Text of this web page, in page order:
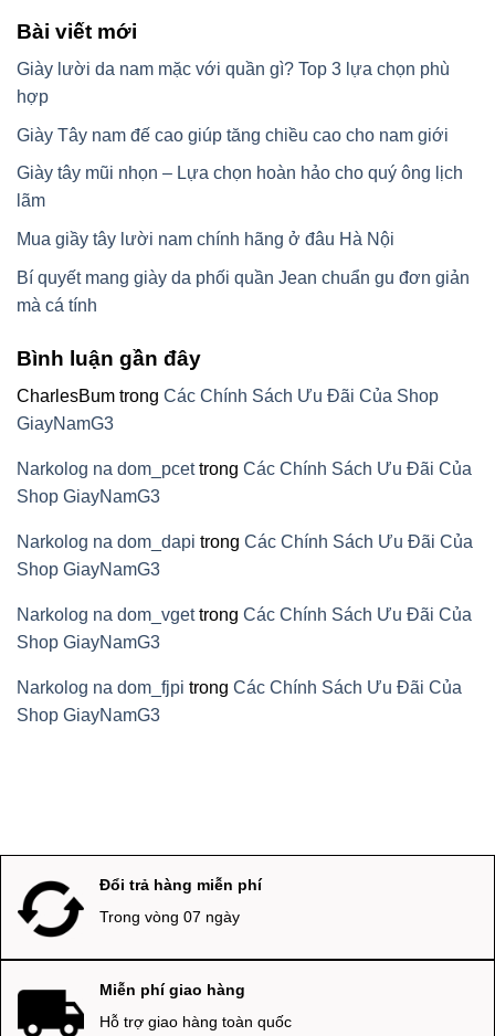
Bài viết mới
Giày lười da nam mặc với quần gì? Top 3 lựa chọn phù
hợp
Giày Tây nam đế cao giúp tăng chiều cao cho nam giới
Giày tây mũi nhọn – Lựa chọn hoàn hảo cho quý ông lịch
lãm
Mua giầy tây lười nam chính hãng ở đâu Hà Nội
Bí quyết mang giày da phối quần Jean chuẩn gu đơn giản
mà cá tính
Bình luận gần đây
CharlesBum trong Các Chính Sách Ưu Đãi Của Shop
GiayNamG3
Narkolog na dom_pcettrong Các Chính Sách Ưu Đãi Của
Shop GiayNamG3
Narkolog na dom_dapi trong Các Chính Sách Ưu Đãi Của
Shop GiayNamG3
Narkolog na dom_vgettrong Các Chính Sách Ưu Đãi Của
Shop GiayNamG3
Narkolog na dom_fjpi trong Các Chính Sách Ưu Đãi Của
Shop GiayNamG3
Đổi trả hàng miễn phí
Trong vòng 07 ngày
Miễn phí giao hàng
Hỗ trợ giao hàng toàn quốc